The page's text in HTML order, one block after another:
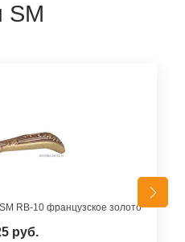
SM
RB-10 французское золото
руб.